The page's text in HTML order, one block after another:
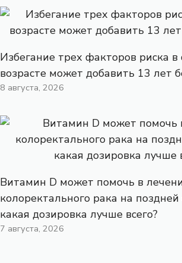
Избегание трех факторов риска в
возрасте может добавить 13 лет
8 августа, 2026
Витамин D может помочь в
колоректального рака на поздней
какая дозировка лучше всего?
7 августа, 2026